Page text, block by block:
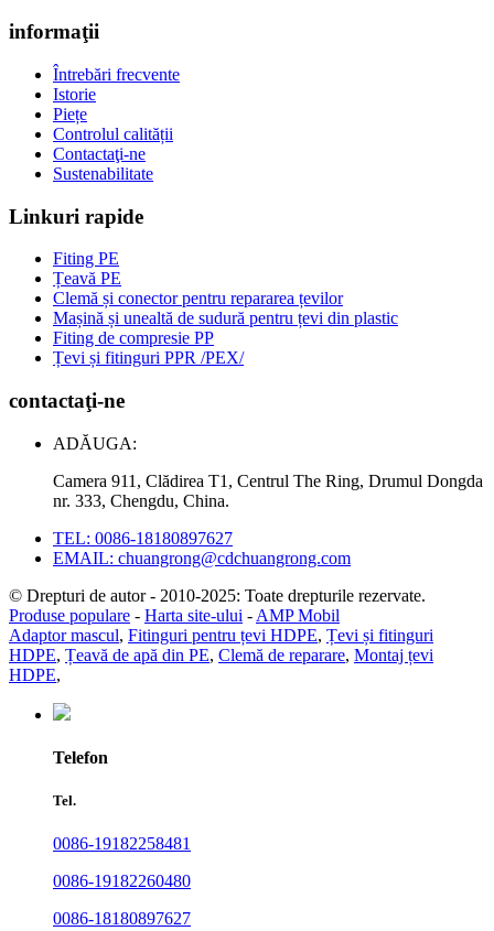
informaţii
Întrebări frecvente
Istorie
Piețe
Controlul calității
Contactaţi-ne
Sustenabilitate
Linkuri rapide
Fiting PE
Țeavă PE
Clemă și conector pentru repararea țevilor
Mașină și unealtă de sudură pentru țevi din plastic
Fiting de compresie PP
Țevi și fitinguri PPR /PEX/
contactaţi-ne
ADĂUGA:
Camera 911, Clădirea T1, Centrul The Ring, Drumul Dongda
nr. 333, Chengdu, China.
TEL: 0086-18180897627
EMAIL: chuangrong@cdchuangrong.com
© Drepturi de autor - 2010-2025: Toate drepturile rezervate.
Produse populare - Harta site-ului - AMP Mobil
Adaptor mascul, Fitinguri pentru țevi HDPE, Țevi și fitinguri
HDPE, Țeavă de apă din PE, Clemă de reparare, Montaj țevi
HDPE,
Telefon
Tel.
0086-19182258481
0086-19182260480
0086-18180897627